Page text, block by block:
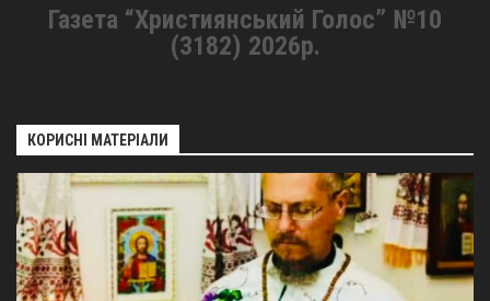
Газета “Християнський Голос” №10
(3182) 2026р.
КОРИСНІ МАТЕРІАЛИ